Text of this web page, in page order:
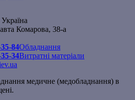
Комарова, 38-а
84Обладнання
34Витратні матеріали
медичне (медобладнання) в